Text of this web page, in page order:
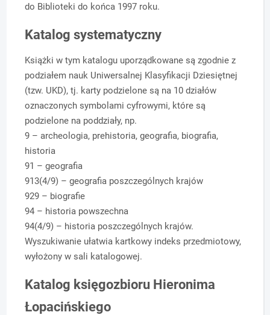
do Biblioteki do końca 1997 roku.
Katalog systematyczny
Książki w tym katalogu uporządkowane są zgodnie z
podziałem nauk Uniwersalnej Klasyfikacji Dziesiętnej
(tzw. UKD), tj. karty podzielone są na 10 działów
oznaczonych symbolami cyfrowymi, które są
podzielone na poddziały, np.
9 – archeologia, prehistoria, geografia, biografia,
historia
91 – geografia
913(4/9) – geografia poszczególnych krajów
929 – biografie
94 – historia powszechna
94(4/9) – historia poszczególnych krajów.
Wyszukiwanie ułatwia kartkowy indeks przedmiotowy,
wyłożony w sali katalogowej.
Katalog księgozbioru Hieronima
Łopacińskiego